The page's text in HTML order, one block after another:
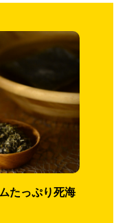
たっぷり死海